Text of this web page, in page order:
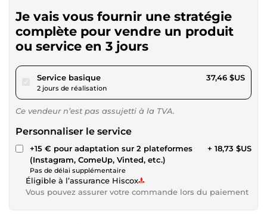
Je vais vous fournir une stratégie
complète pour vendre un produit
ou service en 3 jours
Service basiquepour 34,52 $US
2 jours de réalisation
37,46 $US
Ce vendeur n’est pas assujetti à la TVA.
Personnaliser le service
+15 € pour adaptation sur 2 plateformes
(Instagram, ComeUp, Vinted, etc.)
Pas de délai supplémentaire
+ 18,73 $US
Éligible à l’assurance Hiscox
Vous pouvez assurer votre commande lors du paiement